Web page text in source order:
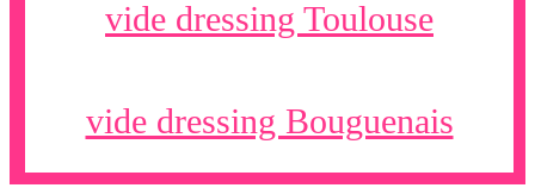
vide dressing Toulouse
vide dressing Bouguenais